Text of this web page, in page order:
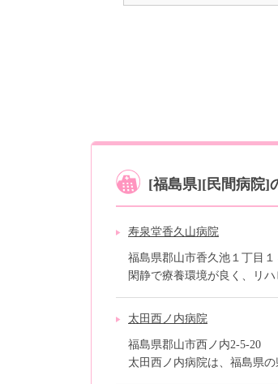
[福島県][民間病院]
寿泉堂香久山病院
福島県郡山市香久池１丁目１
閑静で療養環境が良く、リ
太田西ノ内病院
福島県郡山市西ノ内2-5-20
太田西ノ内病院は、福島県